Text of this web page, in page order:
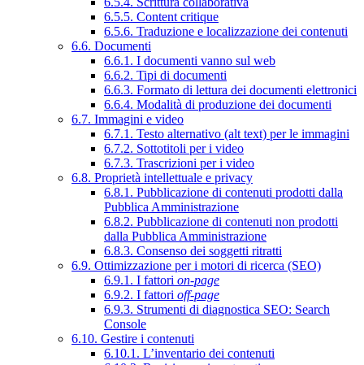
6.5.5. Content critique
6.5.6. Traduzione e localizzazione dei contenuti
6.6. Documenti
6.6.1. I documenti vanno sul web
6.6.2. Tipi di documenti
6.6.3. Formato di lettura dei documenti elettronici
6.6.4. Modalità di produzione dei documenti
6.7. Immagini e video
6.7.1. Testo alternativo (alt text) per le immagini
6.7.2. Sottotitoli per i video
6.7.3. Trascrizioni per i video
6.8. Proprietà intellettuale e privacy
6.8.1. Pubblicazione di contenuti prodotti dalla
Pubblica Amministrazione
6.8.2. Pubblicazione di contenuti non prodotti
dalla Pubblica Amministrazione
6.8.3. Consenso dei soggetti ritratti
6.9. Ottimizzazione per i motori di ricerca (SEO)
6.9.1. I fattori on-page
6.9.2. I fattori off-page
6.9.3. Strumenti di diagnostica SEO: Search
Console
6.10. Gestire i contenuti
6.10.1. L’inventario dei contenuti